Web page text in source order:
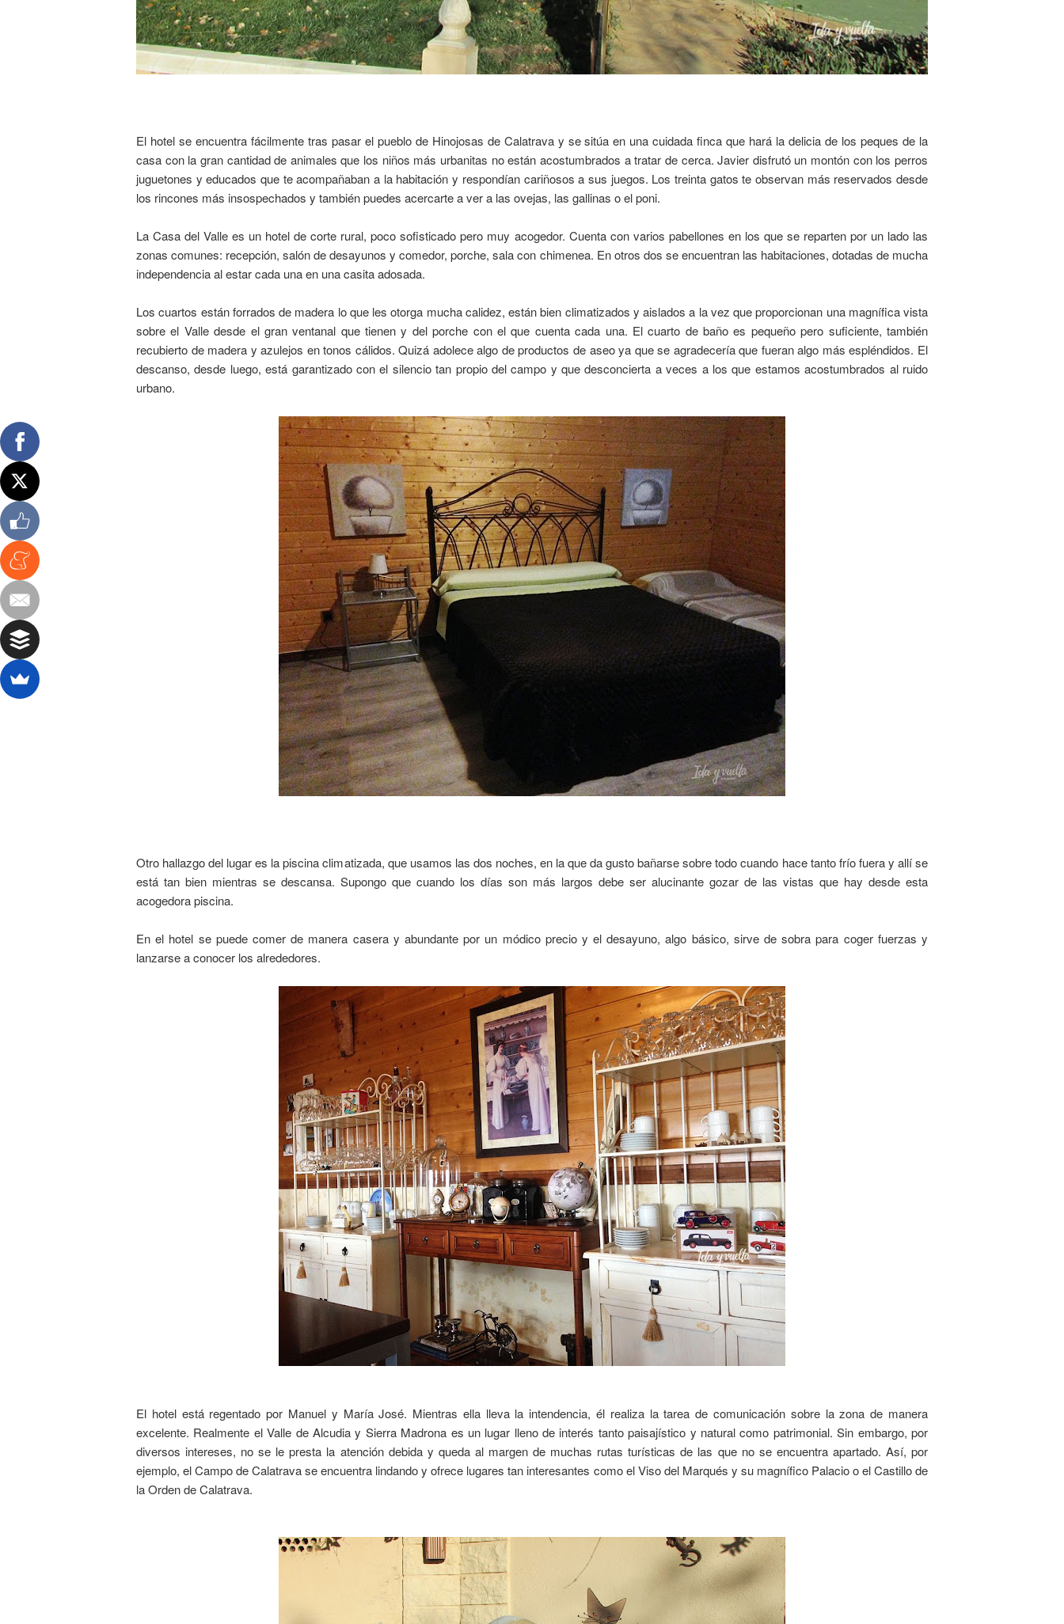
El hotel se encuentra fácilmente tras pasar el pueblo de Hinojosas de Calatrava y se sitúa en una cuidada finca que hará la delicia de los peques de la
casa con la gran cantidad de animales que los niños más urbanitas no están acostumbrados a tratar de cerca. Javier disfrutó un montón con los perros
juguetones y educados que te acompañaban a la habitación y respondían cariñosos a sus juegos. Los treinta gatos te observan más reservados desde
los rincones más insospechados y también puedes acercarte a ver a las ovejas, las gallinas o el poni.
La Casa del Valle es un hotel de corte rural, poco sofisticado pero muy acogedor. Cuenta con varios pabellones en los que se reparten por un lado las
zonas comunes: recepción, salón de desayunos y comedor, porche, sala con chimenea. En otros dos se encuentran las habitaciones, dotadas de mucha
independencia al estar cada una en una casita adosada.
Los cuartos están forrados de madera lo que les otorga mucha calidez, están bien climatizados y aislados a la vez que proporcionan una magnífica vista
sobre el Valle desde el gran ventanal que tienen y del porche con el que cuenta cada una. El cuarto de baño es pequeño pero suficiente, también
recubierto de madera y azulejos en tonos cálidos. Quizá adolece algo de productos de aseo ya que se agradecería que fueran algo más espléndidos. El
descanso, desde luego, está garantizado con el silencio tan propio del campo y que desconcierta a veces a los que estamos acostumbrados al ruido
urbano.
Otro hallazgo del lugar es la piscina climatizada, que usamos las dos noches, en la que da gusto bañarse sobre todo cuando hace tanto frío fuera y allí se
está tan bien mientras se descansa. Supongo que cuando los días son más largos debe ser alucinante gozar de las vistas que hay desde esta
acogedora piscina.
En el hotel se puede comer de manera casera y abundante por un módico precio y el desayuno, algo básico, sirve de sobra para coger fuerzas y
lanzarse a conocer los alrededores.
El hotel está regentado por Manuel y María José. Mientras ella lleva la intendencia, él realiza la tarea de comunicación sobre la zona de manera
excelente. Realmente el Valle de Alcudia y Sierra Madrona es un lugar lleno de interés tanto paisajístico y natural como patrimonial. Sin embargo, por
diversos intereses, no se le presta la atención debida y queda al margen de muchas rutas turísticas de las que no se encuentra apartado. Así, por
ejemplo, el Campo de Calatrava se encuentra lindando y ofrece lugares tan interesantes como el Viso del Marqués y su magnífico Palacio o el Castillo de
la Orden de Calatrava.